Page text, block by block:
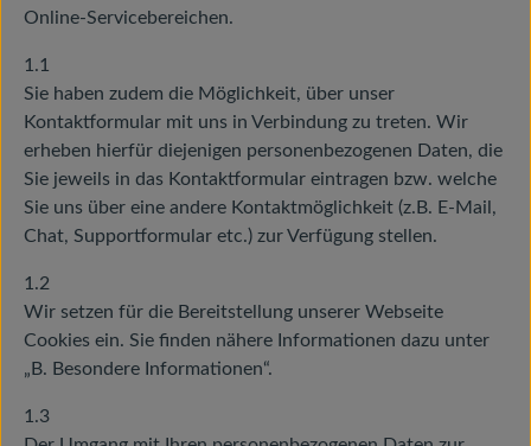
Online-Servicebereichen.
1.1
Sie haben zudem die Möglichkeit, über unser
Kontaktformular mit uns in Verbindung zu treten. Wir
erheben hierfür diejenigen personenbezogenen Daten, die
Sie jeweils in das Kontaktformular eintragen bzw. welche
Sie uns über eine andere Kontaktmöglichkeit (z.B. E-Mail,
Chat, Supportformular etc.) zur Verfügung stellen.
1.2
Wir setzen für die Bereitstellung unserer Webseite
Cookies ein. Sie finden nähere Informationen dazu unter
„B. Besondere Informationen“.
1.3